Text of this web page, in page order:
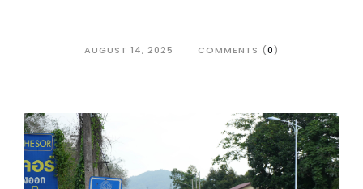
AUGUST 14, 2025 COMMENTS (0)